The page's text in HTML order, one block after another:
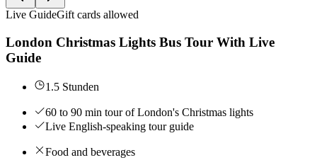
Live GuideGift cards allowed
London Christmas Lights Bus Tour With Live
Guide
1.5 Stunden
60 to 90 min tour of London's Christmas lights
Live English-speaking tour guide
Food and beverages